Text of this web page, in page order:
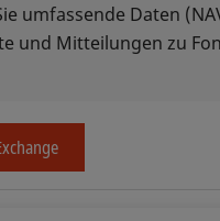
umfassende Daten
und Mitteilungen zu